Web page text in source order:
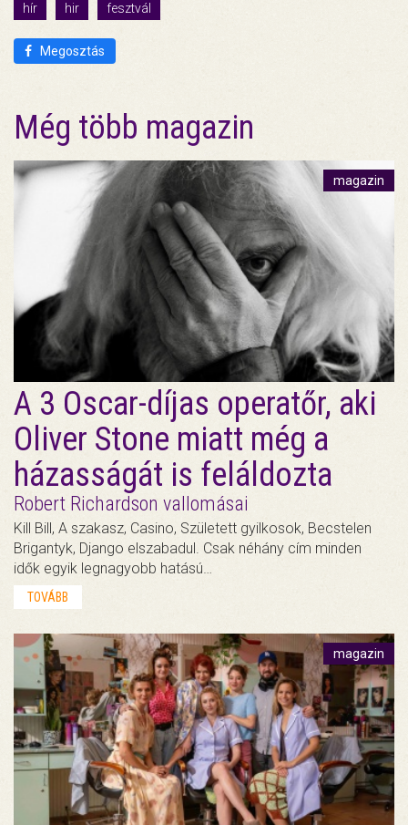
hír
hir fesztvál
Megosztás
Még több magazin
magazin
A 3 Oscar-díjas operatőr, aki
Oliver Stone miatt még a
házasságát is feláldozta
Robert Richardson vallomásai
Kill Bill, A szakasz, Casino, Született gyilkosok, Becstelen
Brigantyk, Django elszabadul. Csak néhány cím minden
idők egyik legnagyobb hatású…
TOVÁBB
magazin